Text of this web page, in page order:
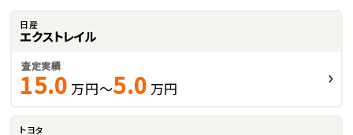
日産
エクストレイル
査定実績
15.0 万円～5.0 万円
トヨタ